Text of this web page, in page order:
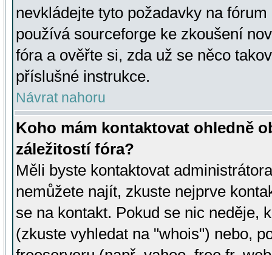
nevkládejte tyto požadavky na
používá sourceforge ke zkoušení
fóra a ověřte si, zda už se něco
příslušné instrukce.
Návrat nahoru
Koho mám kontaktovat ohledně
záležitostí fóra?
Měli byste kontaktovat
nemůžete najít, zkuste nejprve
se na kontakt. Pokud se nic neděje,
(zkuste vyhledat na "whois") nebo,